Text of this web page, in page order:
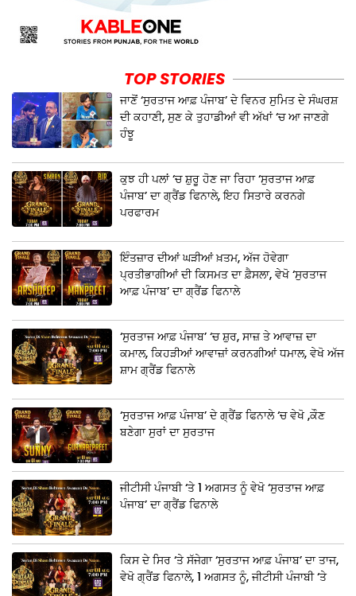
TOP STORIES
ਜਾਣੋਂ ‘ਸੁਰਤਾਜ ਆਫ਼ ਪੰਜਾਬ’ ਦੇ ਵਿਨਰ ਸੁਮਿਤ ਦੇ ਸੰਘਰਸ਼
ਦੀ ਕਹਾਣੀ, ਸੁਣ ਕੇ ਤੁਹਾਡੀਆਂ ਵੀ ਅੱਖਾਂ ‘ਚ ਆ ਜਾਣਗੇ
ਹੰਝੂ
ਕੁਝ ਹੀ ਪਲਾਂ ‘ਚ ਸ਼ੁਰੂ ਹੋਣ ਜਾ ਰਿਹਾ ‘ਸੁਰਤਾਜ ਆਫ਼
ਪੰਜਾਬ’ ਦਾ ਗ੍ਰੈਂਡ ਫਿਨਾਲੇ, ਇਹ ਸਿਤਾਰੇ ਕਰਨਗੇ
ਪਰਫਾਰਮ
ਇੰਤਜ਼ਾਰ ਦੀਆਂ ਘੜੀਆਂ ਖ਼ਤਮ, ਅੱਜ ਹੋਵੇਗਾ
ਪ੍ਰਤੀਭਾਗੀਆਂ ਦੀ ਕਿਸਮਤ ਦਾ ਫ਼ੈਸਲਾ, ਵੇਖੋ ‘ਸੁਰਤਾਜ
ਆਫ਼ ਪੰਜਾਬ’ ਦਾ ਗ੍ਰੈਂਡ ਫਿਨਾਲੇ
‘ਸੁਰਤਾਜ ਆਫ਼ ਪੰਜਾਬ’ ‘ਚ ਸ਼ੁਰ, ਸਾਜ਼ ਤੇ ਆਵਾਜ਼ ਦਾ
ਕਮਾਲ, ਕਿਹੜੀਆਂ ਆਵਾਜ਼ਾਂ ਕਰਨਗੀਆਂ ਧਮਾਲ, ਵੇਖੋ ਅੱਜ
ਸ਼ਾਮ ਗ੍ਰੈਂਡ ਫਿਨਾਲੇ
‘ਸੁਰਤਾਜ ਆਫ਼ ਪੰਜਾਬ’ ਦੇ ਗ੍ਰੈਂਡ ਫਿਨਾਲੇ ‘ਚ ਵੇਖੋ ,ਕੌਣ
ਬਣੇਗਾ ਸੁਰਾਂ ਦਾ ਸੁਰਤਾਜ
ਜੀਟੀਸੀ ਪੰਜਾਬੀ ‘ਤੇ 1 ਅਗਸਤ ਨੂੰ ਵੇਖੋ ‘ਸੁਰਤਾਜ ਆਫ਼
ਪੰਜਾਬ’ ਦਾ ਗ੍ਰੈਂਡ ਫਿਨਾਲੇ
ਕਿਸ ਦੇ ਸਿਰ ‘ਤੇ ਸੱਜੇਗਾ ‘ਸੁਰਤਾਜ ਆਫ਼ ਪੰਜਾਬ’ ਦਾ ਤਾਜ,
ਵੇਖੋ ਗ੍ਰੈਂਡ ਫਿਨਾਲੇ, 1 ਅਗਸਤ ਨੂੰ, ਜੀਟੀਸੀ ਪੰਜਾਬੀ ‘ਤੇ